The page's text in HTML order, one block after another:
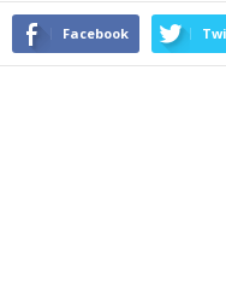
Facebook